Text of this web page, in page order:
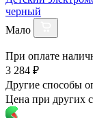
черный
Мало
При оплате
3 284 ₽
Другие способы
Цена при других